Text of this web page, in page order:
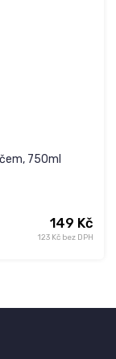
750ml
123 Kč bez DPH
149 Kč